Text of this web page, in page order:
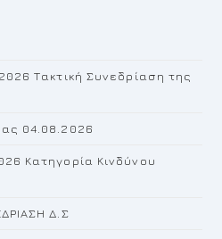
Τακτική Συνεδρίαση της
04.08.2026
Κατηγορία Κινδύνου
Δ.Σ